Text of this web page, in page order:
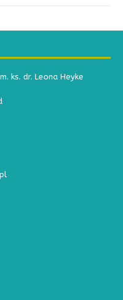
ks. dr. Leona Heyke